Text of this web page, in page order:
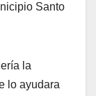
Santo
la
lo ayudara